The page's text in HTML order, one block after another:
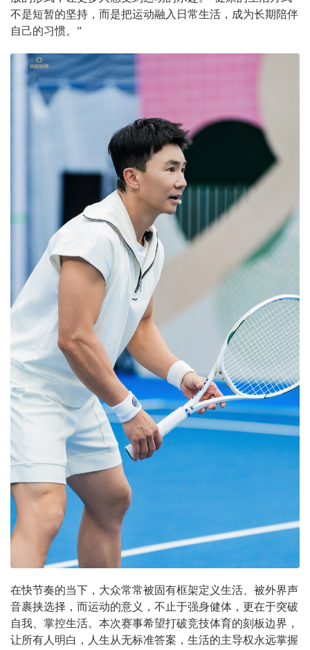
不是短暂的坚持，而是把运动融入日常生活，成为长期陪伴
自己的习惯。”
在快节奏的当下，大众常常被固有框架定义生活、被外界声
音裹挟选择，而运动的意义，不止于强身健体，更在于突破
自我、掌控生活。本次赛事希望打破竞技体育的刻板边界，
让所有人明白，人生从无标准答案，生活的主导权永远掌握